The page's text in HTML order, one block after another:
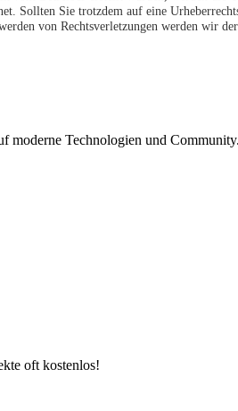
Sollten Sie trotzdem auf eine
von Rechtsverletzungen werden wir
moderne Technologien und Community.
oft kostenlos!